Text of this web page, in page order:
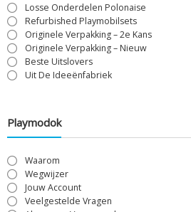
Losse Onderdelen Polonaise
Refurbished Playmobilsets
Originele Verpakking – 2e Kans
Originele Verpakking – Nieuw
Beste Uitslovers
Uit De Ideeënfabriek
Playmodok
Waarom
Wegwijzer
Jouw Account
Veelgestelde Vragen